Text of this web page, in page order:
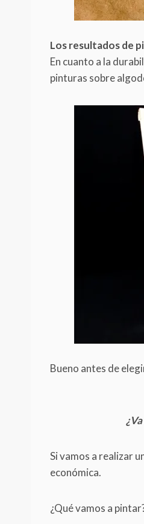
Los resultados de
En cuanto a la
pinturas sobre
Bueno antes de
Si vamos a realizar
económica.
¿Qué vamos a